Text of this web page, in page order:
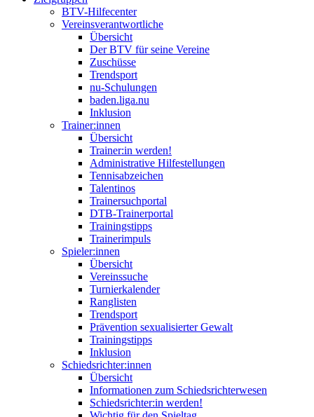
BTV-Hilfecenter
Vereinsverantwortliche
Übersicht
Der BTV für seine Vereine
Zuschüsse
Trendsport
nu-Schulungen
baden.liga.nu
Inklusion
Trainer:innen
Übersicht
Trainer:in werden!
Administrative Hilfestellungen
Tennisabzeichen
Talentinos
Trainersuchportal
DTB-Trainerportal
Trainingstipps
Trainerimpuls
Spieler:innen
Übersicht
Vereinssuche
Turnierkalender
Ranglisten
Trendsport
Prävention sexualisierter Gewalt
Trainingstipps
Inklusion
Schiedsrichter:innen
Übersicht
Informationen zum Schiedsrichterwesen
Schiedsrichter:in werden!